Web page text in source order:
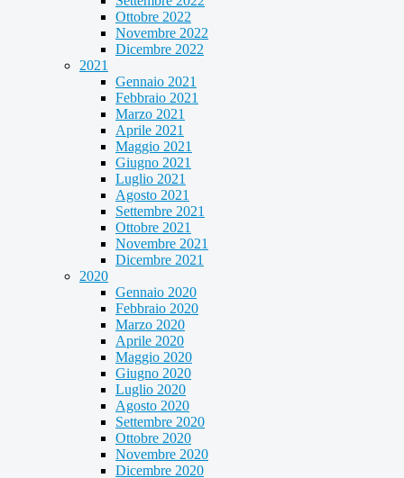
Ottobre 2022
Novembre 2022
Dicembre 2022
2021
Gennaio 2021
Febbraio 2021
Marzo 2021
Aprile 2021
Maggio 2021
Giugno 2021
Luglio 2021
Agosto 2021
Settembre 2021
Ottobre 2021
Novembre 2021
Dicembre 2021
2020
Gennaio 2020
Febbraio 2020
Marzo 2020
Aprile 2020
Maggio 2020
Giugno 2020
Luglio 2020
Agosto 2020
Settembre 2020
Ottobre 2020
Novembre 2020
Dicembre 2020